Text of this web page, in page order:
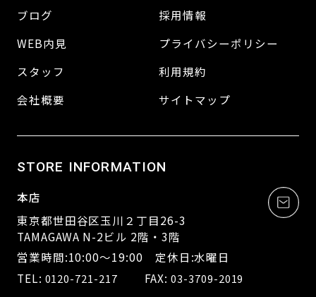
ブログ
WEB内見
スタッフ
会社概要
採用情報
プライバシーポリシー
利用規約
サイトマップ
STORE INFORMATION
本店
東京都世田谷区玉川２丁目26-3
TAMAGAWA N-2ビル 2階・3階
営業時間:10:00～19:00 定休日:水曜日
TEL: 0120-721-217 FAX:03-3709-2019